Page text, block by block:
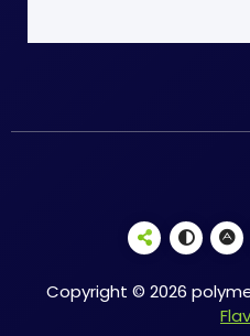
Copyright © 2026